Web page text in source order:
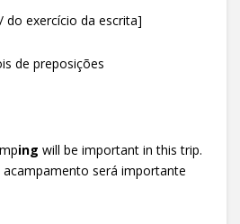
do exercício da escrita]
de preposições
ing will be important in this trip.
acampamento será importante